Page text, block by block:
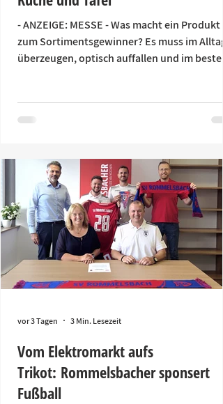
- ANZEIGE: MESSE - Was macht ein Produkt
zum Sortimentsgewinner? Es muss im Alltag
überzeugen, optisch auffallen und im besten
Fachhandel. Sortimente rund um Kochen,
entdecken und zu stimmigen Themenwelten
kombinieren. Mehr als 200 Aussteller und
Marken zeigen vom 5. bis 7. September 2026
Neuheiten aus den
Vom Elektromarkt aufs
Trikot: Rommelsbacher sponsert
Fußball
vor 3 Tagen 3 Min. Lesezeit